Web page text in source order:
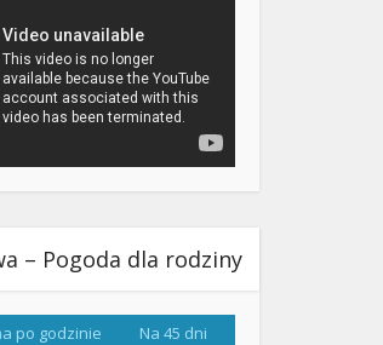
– Pogoda dla rodziny
po godzinie Na 45 dni